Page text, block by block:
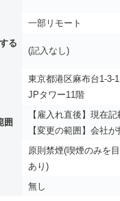
一部リモート
る
(記入なし)
東京都港区⿇布台1-
JPタワー11階
囲
【雇入れ直後】現在
【変更の範囲】会社
原則禁煙(喫煙のみを
あり)
無し